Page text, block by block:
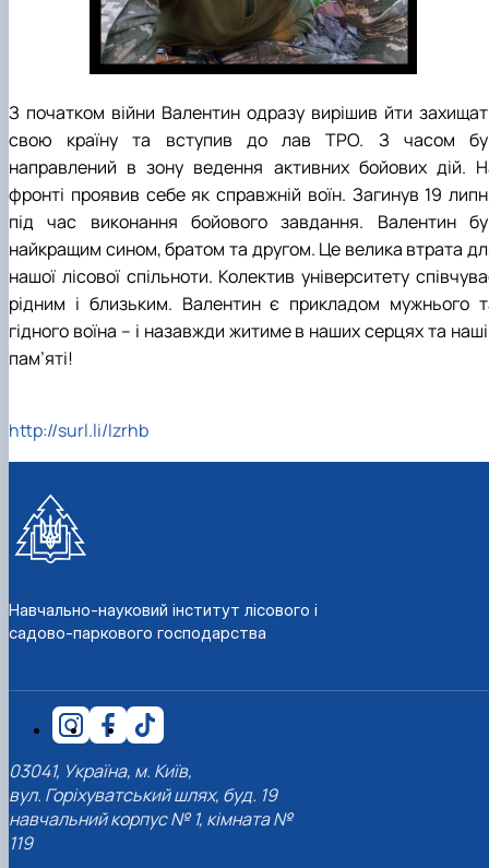
КОРЕНЬ Володимир Анатолійович
- 08.02.2025 р.), випускник 2013 рок…
ЛАЗЕБНИК Іван Вікторович (25.02.1993 -
ЛЕВЧЕНКО Валентин Віталійович
19.07.2022 р.), студент 1-го курсу …
ЛІЧНИЙ Юрій Русланович (06.05.1996 -
15.12.2024 р.), випускник 2019 року.
МИКУЛІЧ Богдан Олексійович (07.08.1991
-12.07.2023 р.), випускник 2013 року.
МИРОНЕНКО Михайло Вікторович
- 24.05.2024 р.), випускник 1999 року.
МУЗИЧЕНКО Костянтин Вікторович
(18.02.1993 – 13.02.2023 р.), випускник 2021
рок…
- 24.08.2022 р.), випускник 2011 року.
ПЕТРИЧЕНКО Віктор Михайлович
СОРОКА Олександр Григорович
03.07.2023 р.), випускник 2019 року.
- 20.05.2022 р.), випускник 1999 року.
- 28.12.2023 р.), студент 2 курсу з…
(02.05.1981 - 02.02.2025 р.), випускник 2003 р…
ШЕВЧЕНКО Володимир В’ячеславович
(30.06.1965 - 03.2022 р.), випускник 1992 року.
З початком війни Валентин одразу вирішив йти
свою країну та вступив до лав ТРО. З часом
направлений в зону ведення активних бойових дій.
фронті проявив себе як справжній воїн. Загинув 19
під час виконання бойового завдання. Валентин
найкращим сином, братом та другом. Це велика втрата
нашої лісової спільноти. Колектив університету
рідним і близьким. Валентин є прикладом мужнього
гідного воїна – і назавжди житиме в наших серцях та
пам’яті!
http://surl.li/lzrhb
Навчально-науковий інститут лісового і
садово-паркового господарства
03041, Україна, м. Київ,
вул. Горіхуватський шлях, буд. 19
навчальний корпус № 1, кімната №
119